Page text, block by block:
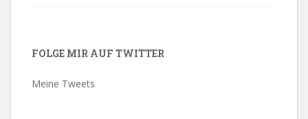
FOLGE MIR AUF TWITTER
Meine Tweets